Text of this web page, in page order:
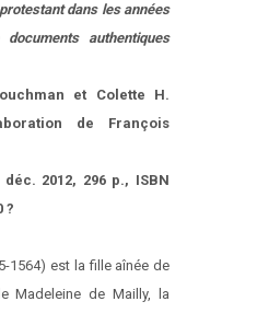
dans les années
authentiques
et Colette H.
de François
2012, 296 p., ISBN
?
1564) est la fille aînée de
Madeleine de Mailly, la